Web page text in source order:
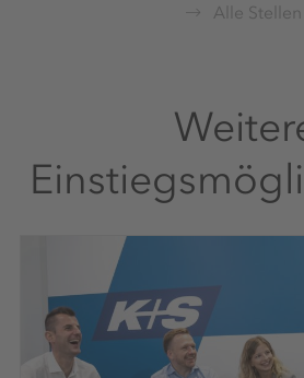
Alle Stellen